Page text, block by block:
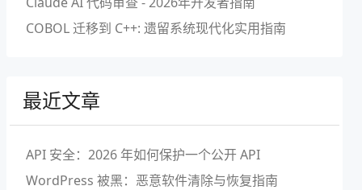
COBOL 迁移到 C++: 遗留系统现代化实用指南
最近文章
API 安全：2026 年如何保护一个公开 API
WordPress 被黑：恶意软件清除与恢复指南